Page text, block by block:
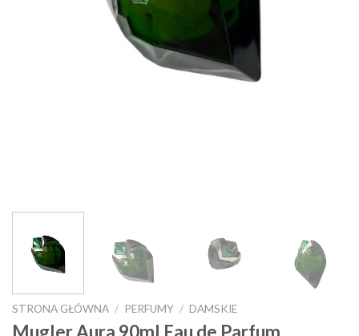
STRONA GŁÓWNA / PERFUMY / DAMSKIE